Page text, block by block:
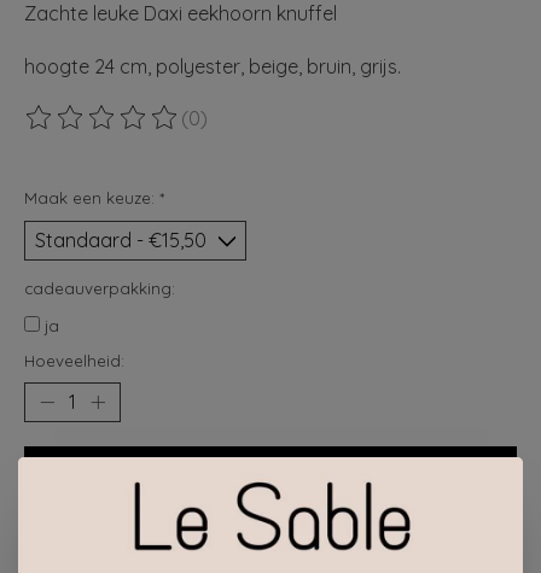
Zachte leuke Daxi eekhoorn knuffel
hoogte 24 cm, polyester, beige, bruin, grijs.
De beoordeling van dit product is
(0)
Maak een keuze: *
cadeauverpakking:
ja
Hoeveelheid:
Plaats bestelling